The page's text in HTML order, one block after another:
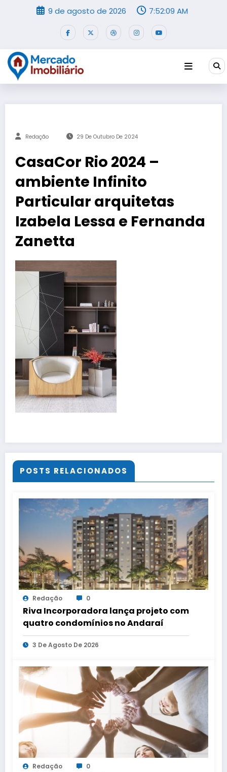
9 de agosto de 2026 7:52:09 AM
Redação 29 De Outubro De 2024
CasaCor Rio 2024 –
ambiente Infinito
Particular arquitetas
Izabela Lessa e Fernanda
Zanetta
POSTS RELACIONADOS
Redação 0
Riva Incorporadora lança projeto com
quatro condomínios no Andaraí
3 De Agosto De 2026
Redação 0